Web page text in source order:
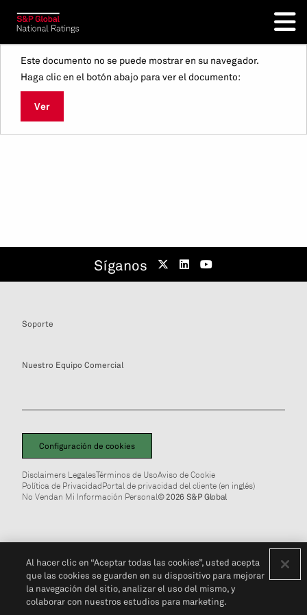
Este documento no se puede mostrar en su navegador.
Haga clic en el botón abajo para ver el documento:
Ver
Síganos
Soporte
Nuestro Equipo Comercial
Configuración de cookies
Disclaimers LegalesTérminos de UsoAviso de Cookie
Política de PrivacidadPortal de privacidad del cliente (en inglés)
No Vendan Mi Información Personal© 2026 S&P Global
Al hacer clic en “Aceptar todas las cookies”, usted acepta
que las cookies se guarden en su dispositivo para mejorar
la navegación del sitio, analizar el uso del mismo, y
colaborar con nuestros estudios para marketing.